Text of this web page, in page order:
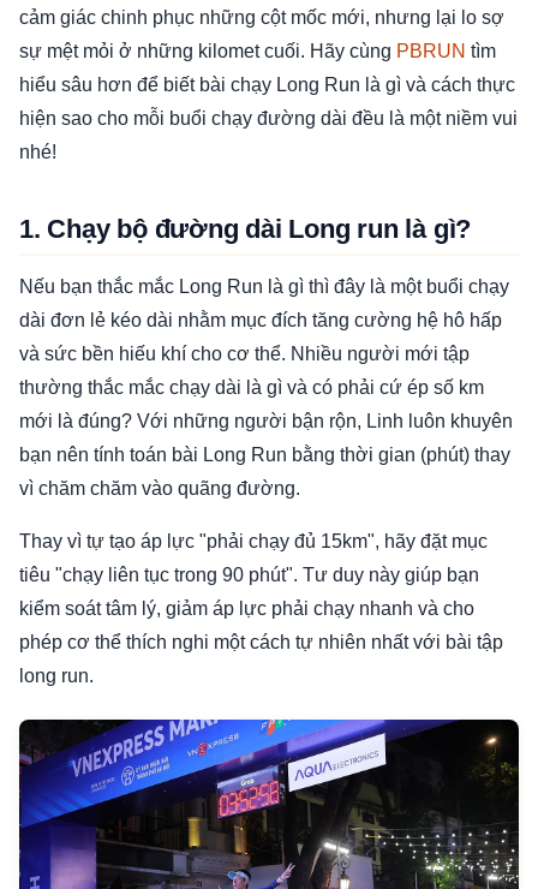
cảm giác chinh phục những cột mốc mới, nhưng lại lo sợ
sự mệt mỏi ở những kilomet cuối. Hãy cùng PBRUN tìm
hiểu sâu hơn để biết bài chạy Long Run là gì và cách thực
hiện sao cho mỗi buổi chạy đường dài đều là một niềm vui
nhé!
1. Chạy bộ đường dài Long run là gì?
Nếu bạn thắc mắc Long Run là gì thì đây là một buổi chạy
dài đơn lẻ kéo dài nhằm mục đích tăng cường hệ hô hấp
và sức bền hiếu khí cho cơ thể. Nhiều người mới tập
thường thắc mắc chạy dài là gì và có phải cứ ép số km
mới là đúng? Với những người bận rộn, Linh luôn khuyên
bạn nên tính toán bài Long Run bằng thời gian (phút) thay
vì chăm chăm vào quãng đường.
Thay vì tự tạo áp lực "phải chạy đủ 15km", hãy đặt mục
tiêu "chạy liên tục trong 90 phút". Tư duy này giúp bạn
kiểm soát tâm lý, giảm áp lực phải chạy nhanh và cho
phép cơ thể thích nghi một cách tự nhiên nhất với bài tập
long run.